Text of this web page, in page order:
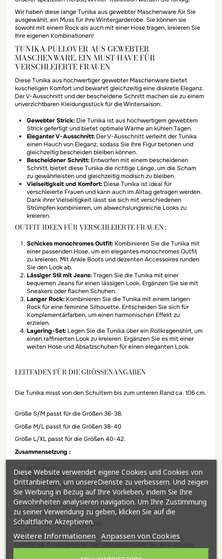
Wir haben diese lange Tunika aus gewebter Maschenware für Sie
ausgewählt, ein Muss für Ihre Wintergarderobe. Sie können sie
sowohl mit einem Rock als auch mit einer Hose tragen, kreieren Sie
Ihre eigenen Kombinationen!
TUNIKA-PULLOVER AUS GEWEBTER
MASCHENWARE, EIN MUST-HAVE FÜR
VERSCHLEIERTE FRAUEN
Diese Tunika aus hochwertiger gewebter Maschenware bietet
kuscheligen Komfort und bewahrt gleichzeitig eine diskrete Eleganz.
Der V-Ausschnitt und der bescheidene Schnitt machen sie zu einem
unverzichtbaren Kleidungsstück für die Wintersaison:
Gewebter Strick: Die Tunika ist aus hochwertigem gewebtem
Strick gefertigt und bietet optimale Wärme an kühlen Tagen.
Eleganter V-Ausschnitt: Der V-Ausschnitt verleiht der Tunika
einen Hauch von Eleganz, sodass Sie Ihre Figur betonen und
gleichzeitig bescheiden bleiben können.
Bescheidener Schnitt: Entworfen mit einem bescheidenen
Schnitt, bietet diese Tunika die richtige Länge, um die Scham
zu gewährleisten und gleichzeitig modisch zu bleiben.
Vielseitigkeit und Komfort: Diese Tunika ist ideal für
verschleierte Frauen und kann auch im Alltag getragen werden.
Dank ihrer Vielseitigkeit lässt sie sich mit verschiedenen
Strümpfen kombinieren, um abwechslungsreiche Looks zu
kreieren.
OUTFIT-IDEEN FÜR VERSCHLEIERTE FRAUEN :
Schickes monochromes Outfit: Kombinieren Sie die Tunika mit
einer passenden Hose, um ein elegantes monochromes Outfit
zu kreieren. Mit Ankle Boots und dezenten Accessoires runden
Sie den Look ab.
Lässiger Stil mit Jeans:Tragen Sie die Tunika mit einer
bequemen Jeans für einen lässigen Look. Ergänzen Sie sie mit
Sneakers oder flachen Schuhen.
Langer Rock: Kombinieren Sie die Tunika mit einem langen
Rock für eine feminine Silhouette. Entscheiden Sie sich für
Komplementärfarben, um einen harmonischen Effekt zu
erzielen.
Layering-Set: Legen Sie die Tunika über ein Rollkragenshirt, um
einen raffinierten Look zu kreieren. Ergänzen Sie es mit einer
weiten Hose und Absatzschuhen für einen eleganten Look.
LEITFADEN FÜR DIE GRÖSSENANGABEN
Die Tunika misst von den Schultern bis zum unteren Rand ca. 106 cm.
Größe S/M passt für die Größen 36-38.
Größe M/L passt für die Größen 38-40
Größe L/XL passt für die Größen 40-42.
Zusammensetzung :
40% Acryl
37% Polyester
23% Polyamid
Hand- oder Feinwäsche 30°.
Nicht für den Trockner geeignet
Und für die Anhängerinnen von Stricksets haben wir eine schöne
Diese Website verwendet eigene Cookies und Cookies von
Drittanbietern, um unsereDienste zu verbessern. Und zeigen
Sie Werbung in Bezug auf Ihre Vorlieben, indem Sie Ihre
Gewohnheiten analysieren navigation. Um Ihre Zustimmung
zu seiner Verwendung zu geben, klicken Sie auf die
Schaltfläche Akzeptieren.
Weitere Informationen Anpassen von Cookies